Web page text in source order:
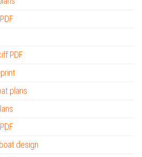
PDF
plans
design